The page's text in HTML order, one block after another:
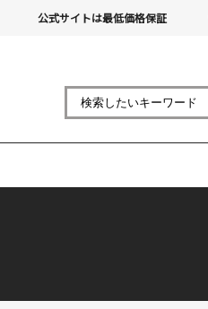
公式サイトは最低価格保証